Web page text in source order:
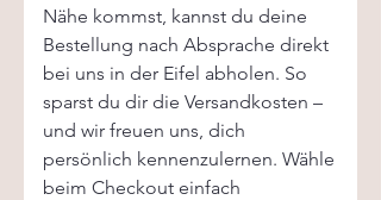
Nähe kommst, kannst du deine
Bestellung nach Absprache direkt
bei uns in der Eifel abholen. So
sparst du dir die Versandkosten –
und wir freuen uns, dich
persönlich kennenzulernen. Wähle
beim Checkout einfach